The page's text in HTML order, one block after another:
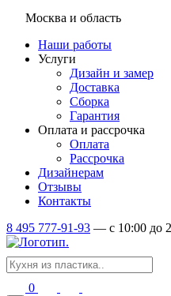
Москва и область
Наши работы
Услуги
Дизайн и замер
Доставка
Сборка
Гарантия
Оплата и рассрочка
Оплата
Рассрочка
Дизайнерам
Отзывы
Контакты
8 495 777-91-93 — c 10:00 до
0